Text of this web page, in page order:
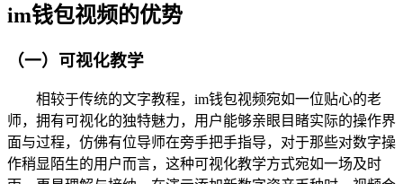
im钱包视频的优势
（一）可视化教学
相较于传统的文字教程，im钱包视频宛如一位贴心的老
师，拥有可视化的独特魅力，用户能够亲眼目睹实际的操作界
面与过程，仿佛有位导师在旁手把手指导，对于那些对数字操
作稍显陌生的用户而言，这种可视化教学方式宛如一场及时